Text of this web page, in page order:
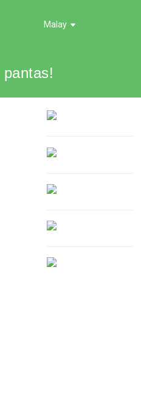
Malay